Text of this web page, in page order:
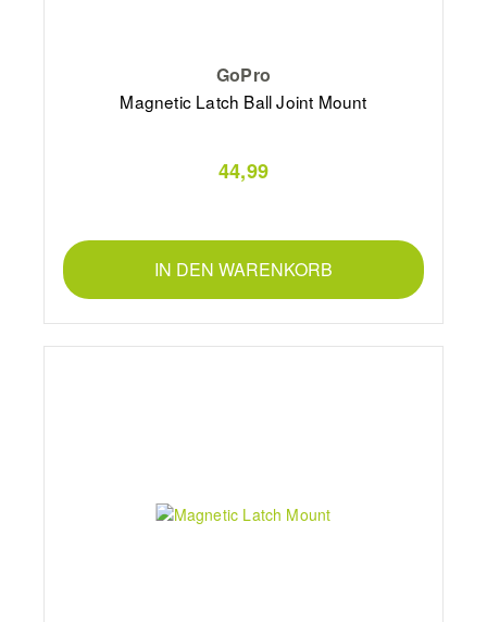
GoPro
Magnetic Latch Ball Joint Mount
44,99
IN DEN WARENKORB